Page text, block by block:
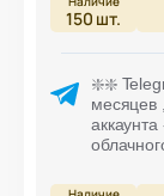
150 шт.
❇️❇️
месяцев